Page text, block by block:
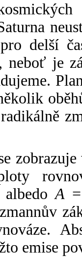
delší
neboť je
albedoA
emise